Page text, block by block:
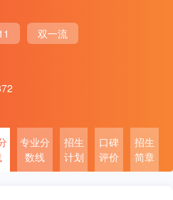
双一流
专业分
数线
招生
计划
口碑
评价
招生
简章